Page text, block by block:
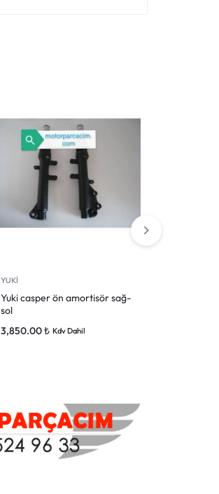
YUKİ
Yuki casper ön amortisör sağ-
sol
3,850.00₺ Kdv Dahil